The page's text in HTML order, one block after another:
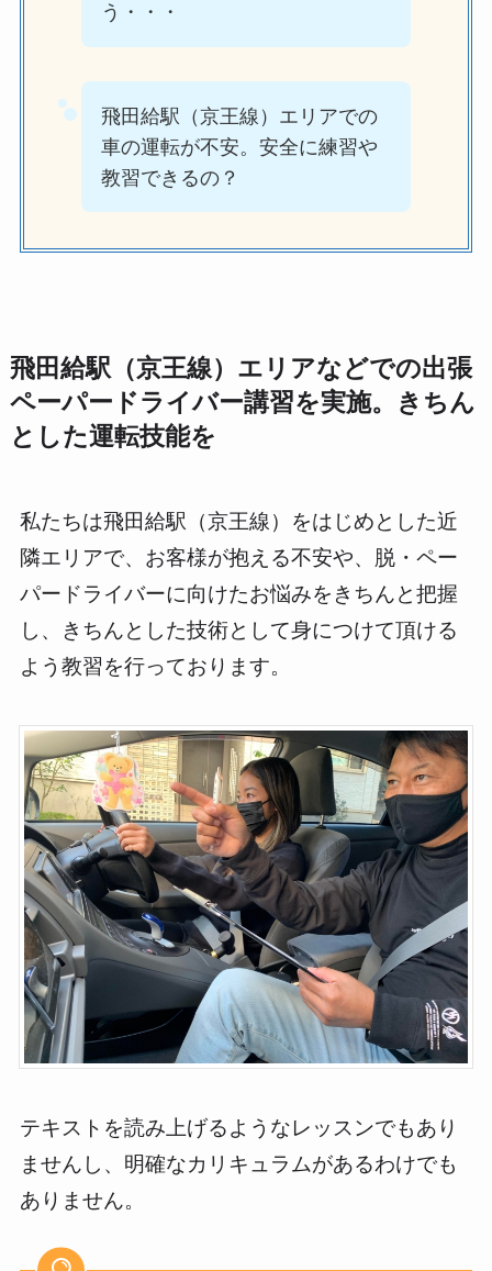
う・・・
飛田給駅（京王線）エリアでの
車の運転が不安。安全に練習や
教習できるの？
飛田給駅（京王線）エリアなどでの出張
ペーパードライバー講習を実施。きちん
とした運転技能を
私たちは飛田給駅（京王線）をはじめとした近
隣エリアで、お客様が抱える不安や、脱・ペー
パードライバーに向けたお悩みをきちんと把握
し、きちんとした技術として身につけて頂ける
よう教習を行っております。
テキストを読み上げるようなレッスンでもあり
ませんし、明確なカリキュラムがあるわけでも
ありません。